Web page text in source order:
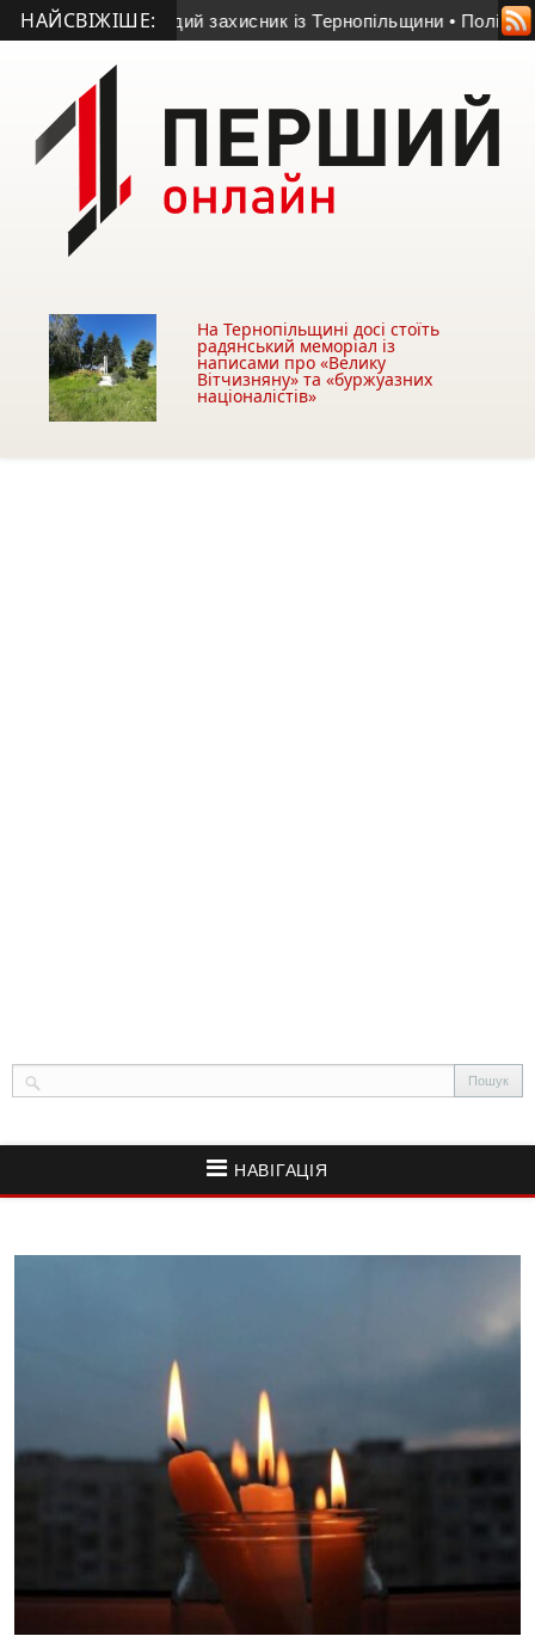
НАЙСВІЖІШЕ:
молодий захисник із Тернопільщини • Поліція
На Тернопільщині досі стоїть
радянський меморіал із
написами про «Велику
Вітчизняну» та «буржуазних
націоналістів»
НАВІГАЦІЯ